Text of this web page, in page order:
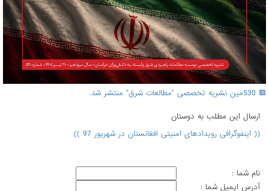
🟥 530مین نشریه تخصصی "مطالعات شرق" منتشر شد.
ارسال اين مطلب به دوستان
(( اینفوگرافی رویدادهای امنیتی افغانستان در شهریور 97 ))
نام شما :
آدرس ايميل شما :